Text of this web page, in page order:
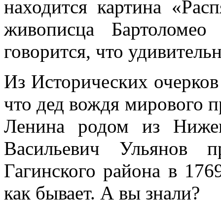
находится картина
живописца
говорится, что
Из Исторических
что дед вождя мирового
Ленина родом из
Васильевич Ульянов
Гагинского района в
как бывает. А вы знали?